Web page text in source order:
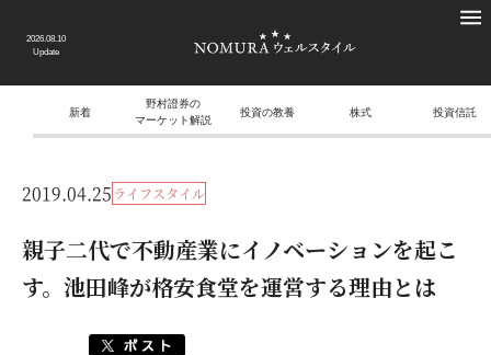
2026.08.10
Update
新着
野村證券の
マーケット解説
投資の教養 株式 投資信託
2019.04.25 ライフスタイル
親子二代で不動産業にイノベーションを起こ
す。池田峰が格安食堂を運営する理由とは